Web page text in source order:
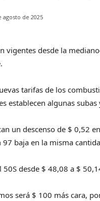
agosto de 2025
vigentes desde la
tarifas de los
establecen algunas subas
un descenso de $ 0,52
baja en la misma
desde $ 48,08 a $
será $ 100 más cara,